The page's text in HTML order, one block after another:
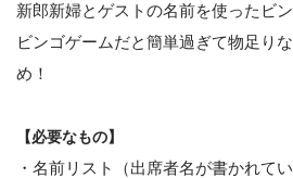
新郎新婦とゲストの名前を使ったビ
ビンゴゲームだと簡単過ぎて物足り
め！
【必要なもの】
・名前リスト（出席者名が書かれてい